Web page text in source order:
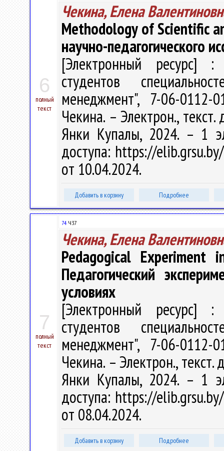
6
полный
текст
Чекина, Елена
Methodology of Scientific
научно-педагогического
[Электронный ресурс] :
студентов
менеджмент", 7-06-
Чекина. – Электрон.,
Янки Купалы, 2024. – 1
доступа: https://
от 10.04.2024.
Добавить в корзину Подробнее
7
полный
текст
74 Ч37
Чекина, Елена
Pedagogical Experiment
Педагогический
условиях
[Электронный ресурс] :
студентов
менеджмент", 7-06-
Чекина. – Электрон.,
Янки Купалы, 2024. – 1
доступа: https://
от 08.04.2024.
Добавить в корзину Подробнее